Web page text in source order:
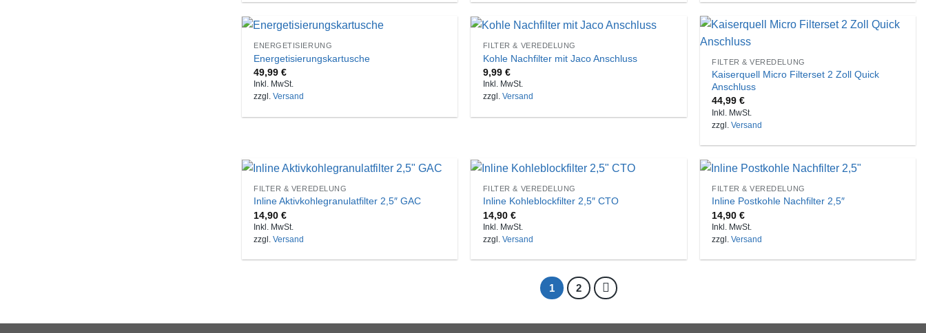
ENERGETISIERUNG
Energetisierungskartusche
49,99€
Inkl. MwSt.
zzgl.Versand
FILTER & VEREDELUNG
Kohle Nachfilter mit Jaco Anschluss
9,99 €
Inkl. MwSt.
zzgl. Versand
FILTER & VEREDELUNG
Kaiserquell Micro Filterset 2 Zoll Quick
Anschluss
44,99€
Inkl. MwSt.
zzgl.Versand
FILTER & VEREDELUNG
Inline Aktivkohlegranulatfilter 2,5″ GAC
14,90€
Inkl. MwSt.
zzgl.Versand
FILTER & VEREDELUNG
Inline Kohleblockfilter 2,5″ CTO
14,90 €
Inkl. MwSt.
zzgl. Versand
FILTER & VEREDELUNG
Inline Postkohle Nachfilter 2,5″
14,90€
Inkl. MwSt.
zzgl.Versand
1 2